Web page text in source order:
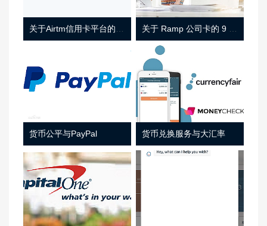
货币公平与PayPal 货币兑换服务与大汇率